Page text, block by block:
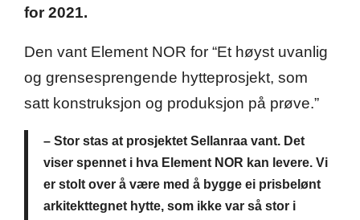
for 2021.
Den vant Element NOR for “Et høyst uvanlig
og grensesprengende hytteprosjekt, som
satt konstruksjon og produksjon på prøve.”
– Stor stas at prosjektet Sellanraa vant. Det
viser spennet i hva Element NOR kan levere. Vi
er stolt over å være med å bygge ei prisbelønt
arkitekttegnet hytte, som ikke var så stor i